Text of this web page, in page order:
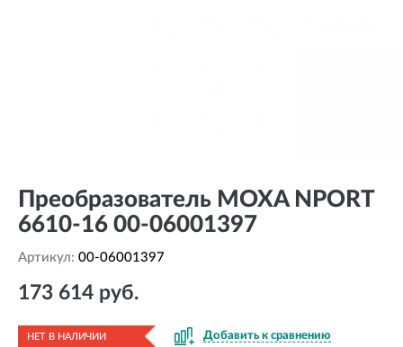
Преобразователь MOXA NPORT
6610-16 00-06001397
Артикул: 00-06001397
173 614 руб.
НЕТ В НАЛИЧИИ Добавить к сравнению